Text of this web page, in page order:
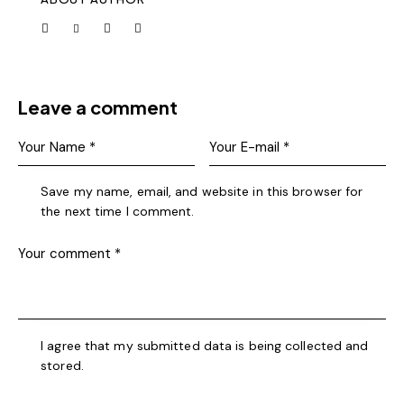
Leave a comment
Save my name, email, and website in this browser for
the next time I comment.
I agree that my submitted data is being collected and
stored.